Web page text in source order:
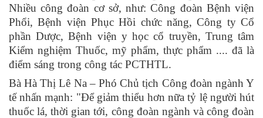
Nhiều công đoàn cơ sở, như: Công đoàn Bệnh viện
Phổi, Bệnh viện Phục Hồi chức năng, Công ty Cổ
phần Dược, Bệnh viện y học cổ truyền, Trung tâm
Kiểm nghiệm Thuốc, mỹ phẩm, thực phẩm .... đã là
điểm sáng trong công tác PCTHTL.
Bà Hà Thị Lê Na – Phó Chủ tịch Công đoàn ngành Y
tế nhấn mạnh: "Để giảm thiểu hơn nữa tỷ lệ người hút
thuốc lá, thời gian tới, công đoàn ngành và công đoàn